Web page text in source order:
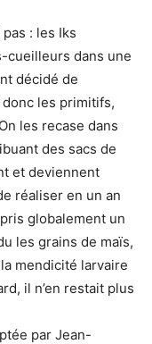
: les Iks
cueilleurs dans une
décidé de
donc les primitifs,
les recase dans
des sacs de
et deviennent
réaliser en un an
globalement un
les grains de maïs,
mendicité larvaire
il n’en restait plus
par Jean-